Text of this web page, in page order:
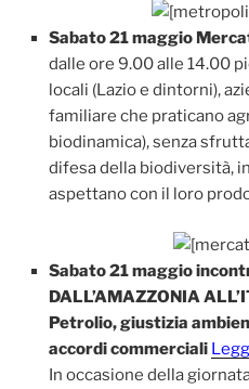
Sabato 21 maggio
dalle ore 9.00 alle 14.00
locali (Lazio e dintorni),
familiare che praticano
biodinamica), senza
difesa della biodiversità,
aspettano con il loro
Sabato 21 maggio
DALL’AMAZZONIA
Petrolio, giustizia
accordi commerciali
In occasione della